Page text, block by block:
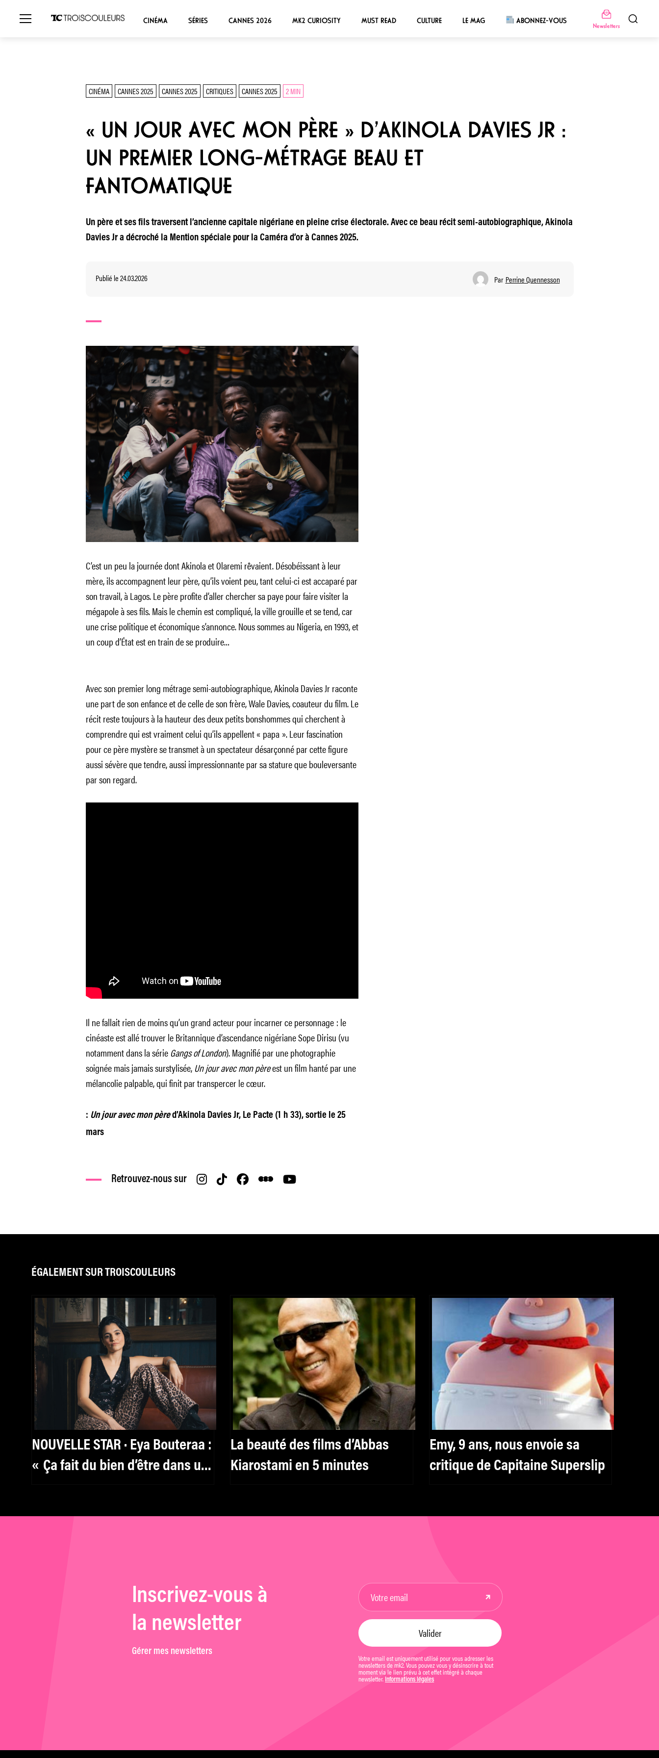
CINÉMA SÉRIES CANNES 2026 MK2 CURIOSITY MUST READ CULTURE LE MAG ABONNEZ-VOUS
Newsletters
CINÉMA CANNES 2025 CANNES 2025 CRITIQUES CANNES 2025 2 MIN
« UN JOUR AVEC MON PÈRE » D’AKINOLA DAVIES JR :
UN PREMIER LONG-MÉTRAGE BEAU ET
FANTOMATIQUE
Un père et ses fils traversent l’ancienne capitale nigériane en pleine crise électorale. Avec ce beau récit semi-autobiographique, Akinola
Davies Jr a décroché la Mention spéciale pour la Caméra d’or à Cannes 2025.
Publié le 24.03.2026 Par Perrine Quennesson
C’est un peu la journée dont Akinola et Olaremi rêvaient. Désobéissant à leur
mère, ils accompagnent leur père, qu’ils voient peu, tant celui-ci est accaparé par
son travail, à Lagos. Le père profite d’aller chercher sa paye pour faire visiter la
mégapole à ses fils. Mais le chemin est compliqué, la ville grouille et se tend, car
une crise politique et économique s’annonce. Nous sommes au Nigeria, en 1993, et
un coup d’État est en train de se produire…
Avec son premier long métrage semi-autobiographique, Akinola Davies Jr raconte
une part de son enfance et de celle de son frère, Wale Davies, coauteur du film. Le
récit reste toujours à la hauteur des deux petits bonshommes qui cherchent à
comprendre qui est vraiment celui qu’ils appellent « papa ». Leur fascination
pour ce père mystère se transmet à un spectateur désarçonné par cette figure
aussi sévère que tendre, aussi impressionnante par sa stature que bouleversante
par son regard.
Il ne fallait rien de moins qu’un grand acteur pour incarner ce personnage : le
cinéaste est allé trouver le Britannique d’ascendance nigériane Sope Dirisu (vu
notamment dans la série Gangs of London). Magnifié par une photographie
soignée mais jamais surstylisée, Un jour avec mon pèreest un film hanté par une
mélancolie palpable, qui finit par transpercer le cœur.
: Un jour avec mon pèred’Akinola Davies Jr, Le Pacte (1 h 33), sortie le 25
mars
Retrouvez-nous sur
ÉGALEMENT SUR TROISCOULEURS
NOUVELLE STAR · Eya Bouteraa :
« Ça fait du bien d’être dans un
La beauté des films d’Abbas
Kiarostami en 5 minutes
Emy, 9 ans, nous envoie sa
critique de Capitaine Superslip
Inscrivez-vous à
la newsletter
Gérer mes newsletters
Votre email est uniquement utilisé pour vous adresser les
newsletters de mk2. Vous pouvez vous y désinscrire à tout
moment via le lien prévu à cet effet intégré à chaque
newsletter. Informations légales